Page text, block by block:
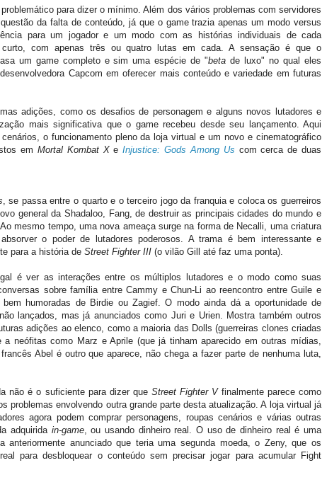
para dizer o mínimo. Além dos vários problemas com servidores
da falta de conteúdo, já que o game trazia apenas um modo versus
para um jogador e um modo com as histórias individuais de cada
curto, com apenas três ou quatro lutas em cada. A sensação é que o
um game completo e sim uma espécie de "beta de luxo" no qual eles
Capcom em oferecer mais conteúdo e variedade em futuras
adições, como os desafios de personagem e alguns novos lutadores e
mais significativa que o game recebeu desde seu lançamento. Aqui
o funcionamento pleno da loja virtual e um novo e cinematográfico
em Mortal Kombat XeInjustice: Gods Among Us com cerca de duas
, se passa entre o quarto e o terceiro jogo da franquia e coloca os guerreiros
general da Shadaloo, Fang, de destruir as principais cidades do mundo e
mesmo tempo, uma nova ameaça surge na forma de Necalli, uma criatura
o poder de lutadores poderosos. A trama é bem interessante e
para a história de Street Fighter III (o vilão Gill até faz uma ponta).
é ver as interações entre os múltiplos lutadores e o modo como suas
sobre família entre Cammy e Chun-Li ao reencontro entre Guile e
humoradas de Birdie ou Zagief. O modo ainda dá a oportunidade de
lançados, mas já anunciados como Juri e Urien. Mostra também outros
adições ao elenco, como a maioria das Dolls (guerreiras clones criadas
neófitas como Marz e Aprile (que já tinham aparecido em outras mídias,
Abel é outro que aparece, não chega a fazer parte de nenhuma luta,
não é o suficiente para dizer que Street Fighter V finalmente parece como
problemas envolvendo outra grande parte desta atualização. A loja virtual já
agora podem comprar personagens, roupas cenários e várias outras
adquirida in-game, ou usando dinheiro real. O uso de dinheiro real é uma
anunciado que teria uma segunda moeda, o Zeny, que os
para desbloquear o conteúdo sem precisar jogar para acumular Fight